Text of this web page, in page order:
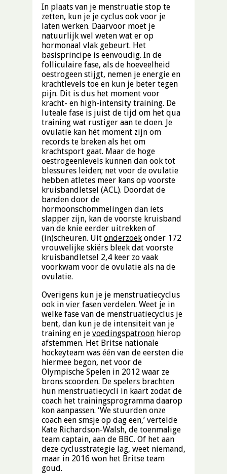
In plaats van je menstruatie stop te
zetten, kun je je cyclus ook voor je
laten werken. Daarvoor moet je
natuurlijk wel weten wat er op
hormonaal vlak gebeurt. Het
basisprincipe is eenvoudig. In de
folliculaire fase, als de hoeveelheid
oestrogeen stijgt, nemen je energie en
krachtlevels toe en kun je beter tegen
pijn. Dit is dus het moment voor
kracht- en high-intensity training. De
luteale fase is juist de tijd om het qua
training wat rustiger aan te doen. Je
ovulatie kan hét moment zijn om
records te breken als het om
krachtsport gaat. Maar de hoge
oestrogeenlevels kunnen dan ook tot
blessures leiden; net voor de ovulatie
hebben atletes meer kans op voorste
kruisbandletsel (ACL). Doordat de
banden door de
hormoonschommelingen dan iets
slapper zijn, kan de voorste kruisband
van de knie eerder uitrekken of
(in)scheuren. Uit onderzoek onder 172
vrouwelijke skiërs bleek dat voorste
kruisbandletsel 2,4 keer zo vaak
voorkwam voor de ovulatie als na de
ovulatie.
Overigens kun je je menstruatiecyclus
ook in vier fasen verdelen. Weet je in
welke fase van de menstruatiecyclus je
bent, dan kun je de intensiteit van je
training en je voedingspatroon hierop
afstemmen. Het Britse nationale
hockeyteam was één van de eersten die
hiermee begon, net voor de
Olympische Spelen in 2012 waar ze
brons scoorden. De spelers brachten
hun menstruatiecycli in kaart zodat de
coach het trainingsprogramma daarop
kon aanpassen. ‘We stuurden onze
coach een smsje op dag een,’ vertelde
Kate Richardson-Walsh, de toenmalige
team captain, aan de BBC. Of het aan
deze cyclusstrategie lag, weet niemand,
maar in 2016 won het Britse team
goud.